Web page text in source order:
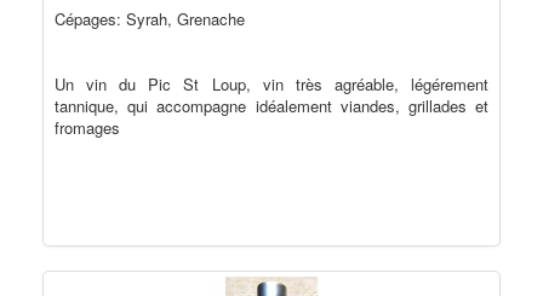
Cépages: Syrah, Grenache
Un vin du Pic St Loup, vin très agréable, légérement
tannique, qui accompagne idéalement viandes, grillades et
fromages